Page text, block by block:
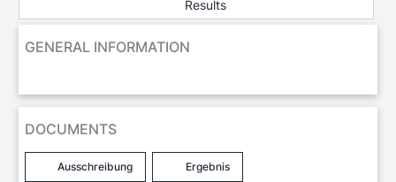
Results
GENERAL INFORMATION
DOCUMENTS
Ausschreibung Ergebnis